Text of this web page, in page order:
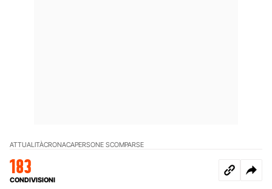
ATTUALITÀCRONACAPERSONE SCOMPARSE
183
CONDIVISIONI